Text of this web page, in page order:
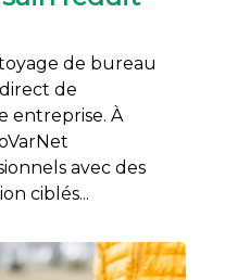
de bureau
de
entreprise. À
avec des
ciblés...